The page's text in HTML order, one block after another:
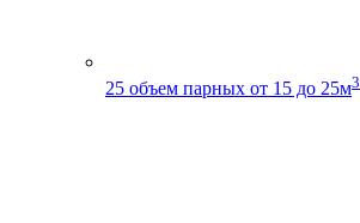
25 объем парных от 15 до 25м3